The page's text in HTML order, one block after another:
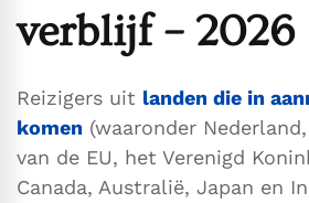
verblijf – 2026
Reizigers uit landen die in
komen (waaronder
van de EU, het Verenigd
Canada, Australië, Japan en